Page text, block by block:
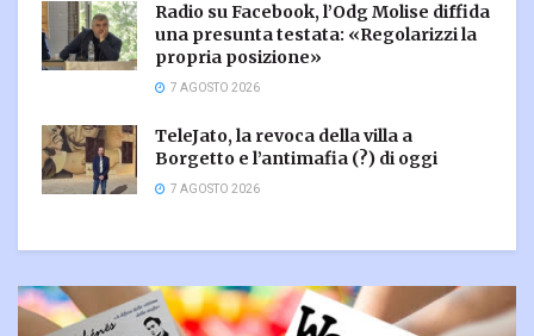
Radio su Facebook, l’Odg Molise diffida
una presunta testata: «Regolarizzi la
propria posizione»
7 AGOSTO 2026
TeleJato, la revoca della villa a
Borgetto e l’antimafia (?) di oggi
7 AGOSTO 2026